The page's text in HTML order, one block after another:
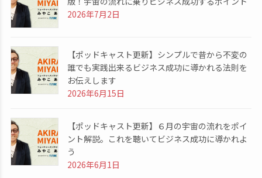
2026年7月2日
【ポッドキャスト更新】シンプルで昔から不変の
誰でも実践出来るビジネス成功に導かれる法則を
お伝えします
2026年6月15日
【ポッドキャスト更新】６月の宇宙の流れをポイ
ント解説。これを聴いてビジネス成功に導かれよ
う
2026年6月1日